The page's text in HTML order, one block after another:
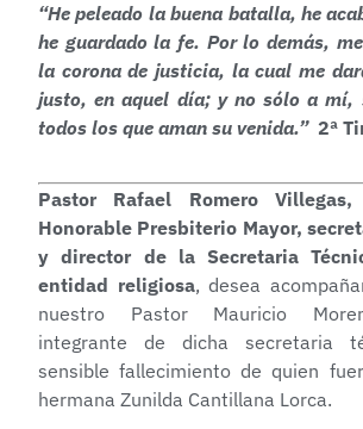
“He peleado la buena batalla, he
he guardado la fe. Por lo demás,
la corona de justicia, la cual me
justo, en aquel día; y no sólo a mí,
todos los que aman su venida.”2ª
Pastor Rafael Romero
Honorable Presbiterio Mayor,
y director de la Secretaria
entidad religiosa, desea
nuestro Pastor Mauricio
integrante de dicha secretaria
sensible fallecimiento de quien
hermana Zunilda Cantillana Lorca.